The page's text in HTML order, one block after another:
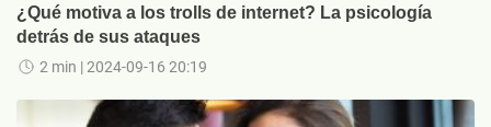
¿Qué motiva a los trolls de internet? La psicología
detrás de sus ataques
2 min | 2024-09-16 20:19